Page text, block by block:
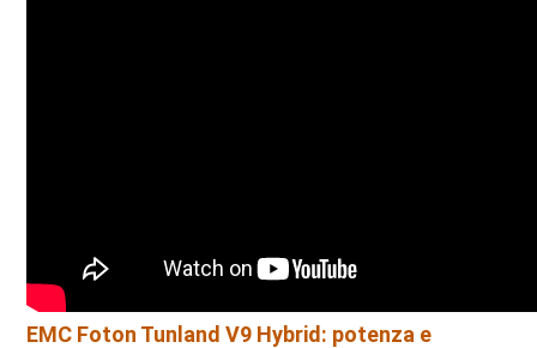
EMC Foton Tunland V9 Hybrid: potenza e